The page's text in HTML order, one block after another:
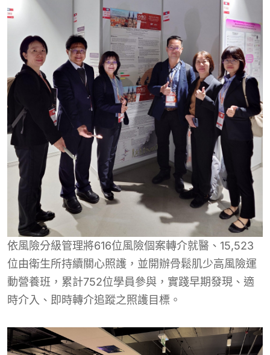
依風險分級管理將616位風險個案轉介就醫、15,523
位由衛生所持續關心照護，並開辦骨鬆肌少高風險運
動營養班，累計752位學員參與，實踐早期發現、適
時介入、即時轉介追蹤之照護目標。